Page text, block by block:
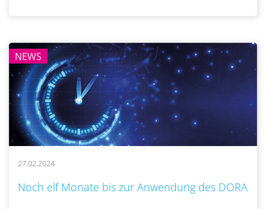
NEWS
27.02.2024
Noch elf Monate bis zur Anwendung des DORA